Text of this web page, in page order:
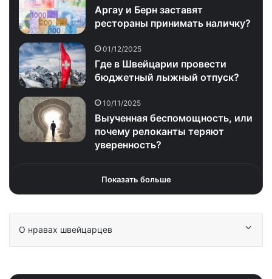
Аргау и Берн заставят
рестораны принимать наличку?
01/12/2025
Где в Швейцарии провести
бюджетный лыжный отпуск?
10/11/2025
Выученная беспомощность, или
почему релоканты теряют
уверенность?
Показать больше
О нравах швейцарцев